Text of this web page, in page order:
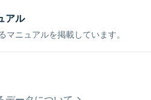
アル
ニュアルを掲載しています。